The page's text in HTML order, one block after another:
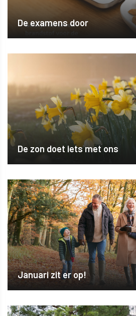
De examens door
De zon doet iets met ons
Januari zit er op!